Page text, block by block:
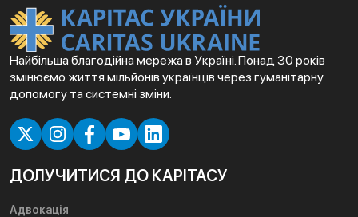
Найбільша благодійна мережа в Україні. Понад 30 років
змінюємо життя мільйонів українців через гуманітарну
допомогу та системні зміни.
ДОЛУЧИТИСЯ ДО КАРІТАСУ
Адвокація